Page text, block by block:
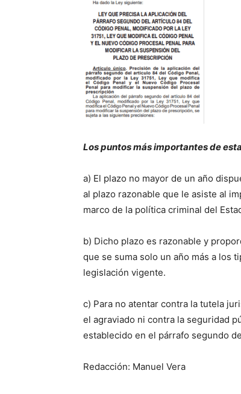
Los puntos más importantes de
a) El plazo no mayor de un año
al plazo razonable que le asiste al
marco de la política criminal del
b) Dicho plazo es razonable y
que se suma solo un año más a los
legislación vigente.
c) Para no atentar contra la tutela
el agraviado ni contra la seguridad
establecido en el párrafo segundo
Redacción: Manuel Vera